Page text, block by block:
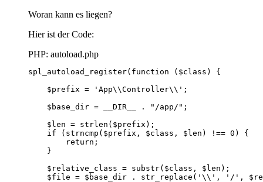
Woran kann es liegen?
Hier ist der Code:
PHP: autoload.php